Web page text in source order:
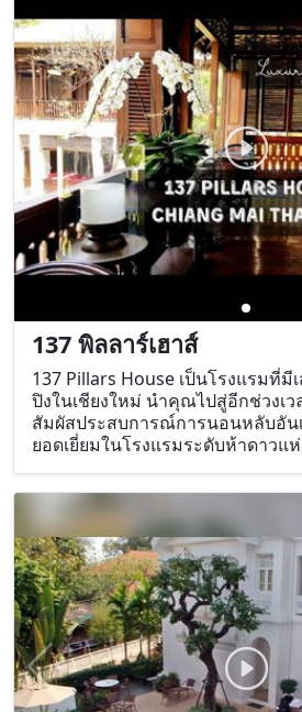
137 พิลลาร์เฮาส์
137 Pillars House เป็นโรงแรมที่
ปิงในเชียงใหม่ นำคุณไปสู่อีกช่วงเ
สัมผัสประสบการณ์การนอนหลับอัน
ยอดเยี่ยมในโรงแรมระดับห้าดาวแ